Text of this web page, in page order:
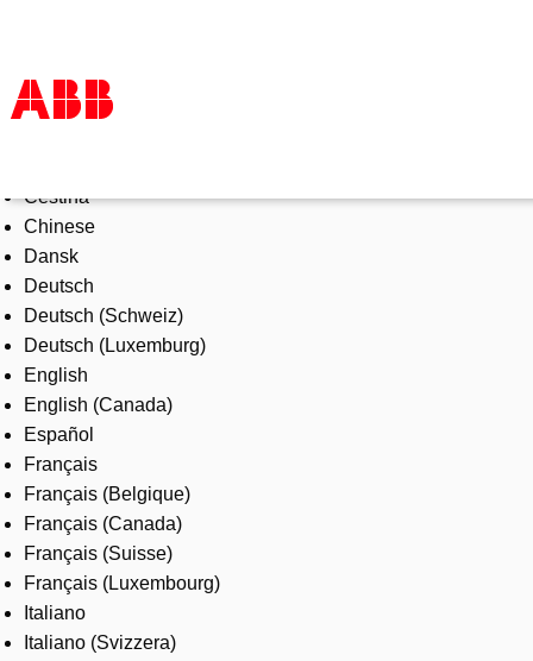
Products & Solutions
Industries
Services
About us
Where to buy
Contact us
Careers
Čeština
Chinese
Dansk
Deutsch
Deutsch (Schweiz)
Deutsch (Luxemburg)
English
English (Canada)
Español
Français
Français (Belgique)
Français (Canada)
Français (Suisse)
Français (Luxembourg)
Italiano
Italiano (Svizzera)